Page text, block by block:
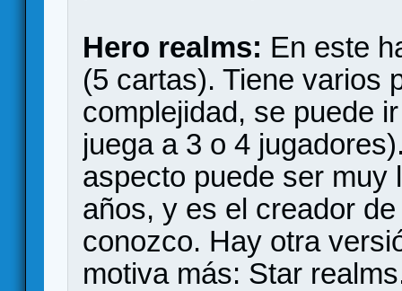
Hero realms: En este
(5 cartas). Tiene varios
complejidad, se puede
juega a 3 o 4
aspecto puede ser muy
años, y es el creador
conozco. Hay otra
motiva más: Star